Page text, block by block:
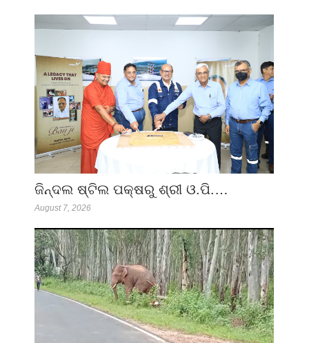
ଜିନ୍ଦଲ ଷ୍ଟିଲ ପକ୍ଷରୁ ଶ୍ରୀ ଓ.ପି.…
August 7, 2026